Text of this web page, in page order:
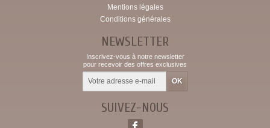
Mentions légales
Conditions générales
NEWSLETTER
Inscrivez-vous à notre newsletter
pour recevoir des offres exclusives
SUIVEZ-NOUS